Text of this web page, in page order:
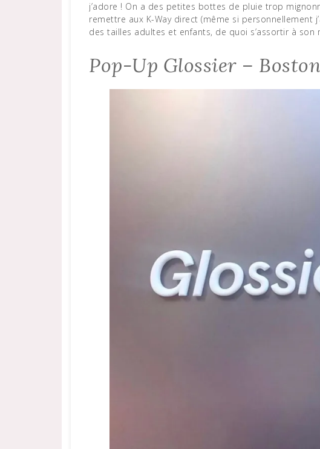
j’adore ! On a des petites bottes de pluie trop
remettre aux K-Way direct (même si personnellement
des tailles adultes et enfants, de quoi s’assortir à
Pop-Up Glossier – Boston